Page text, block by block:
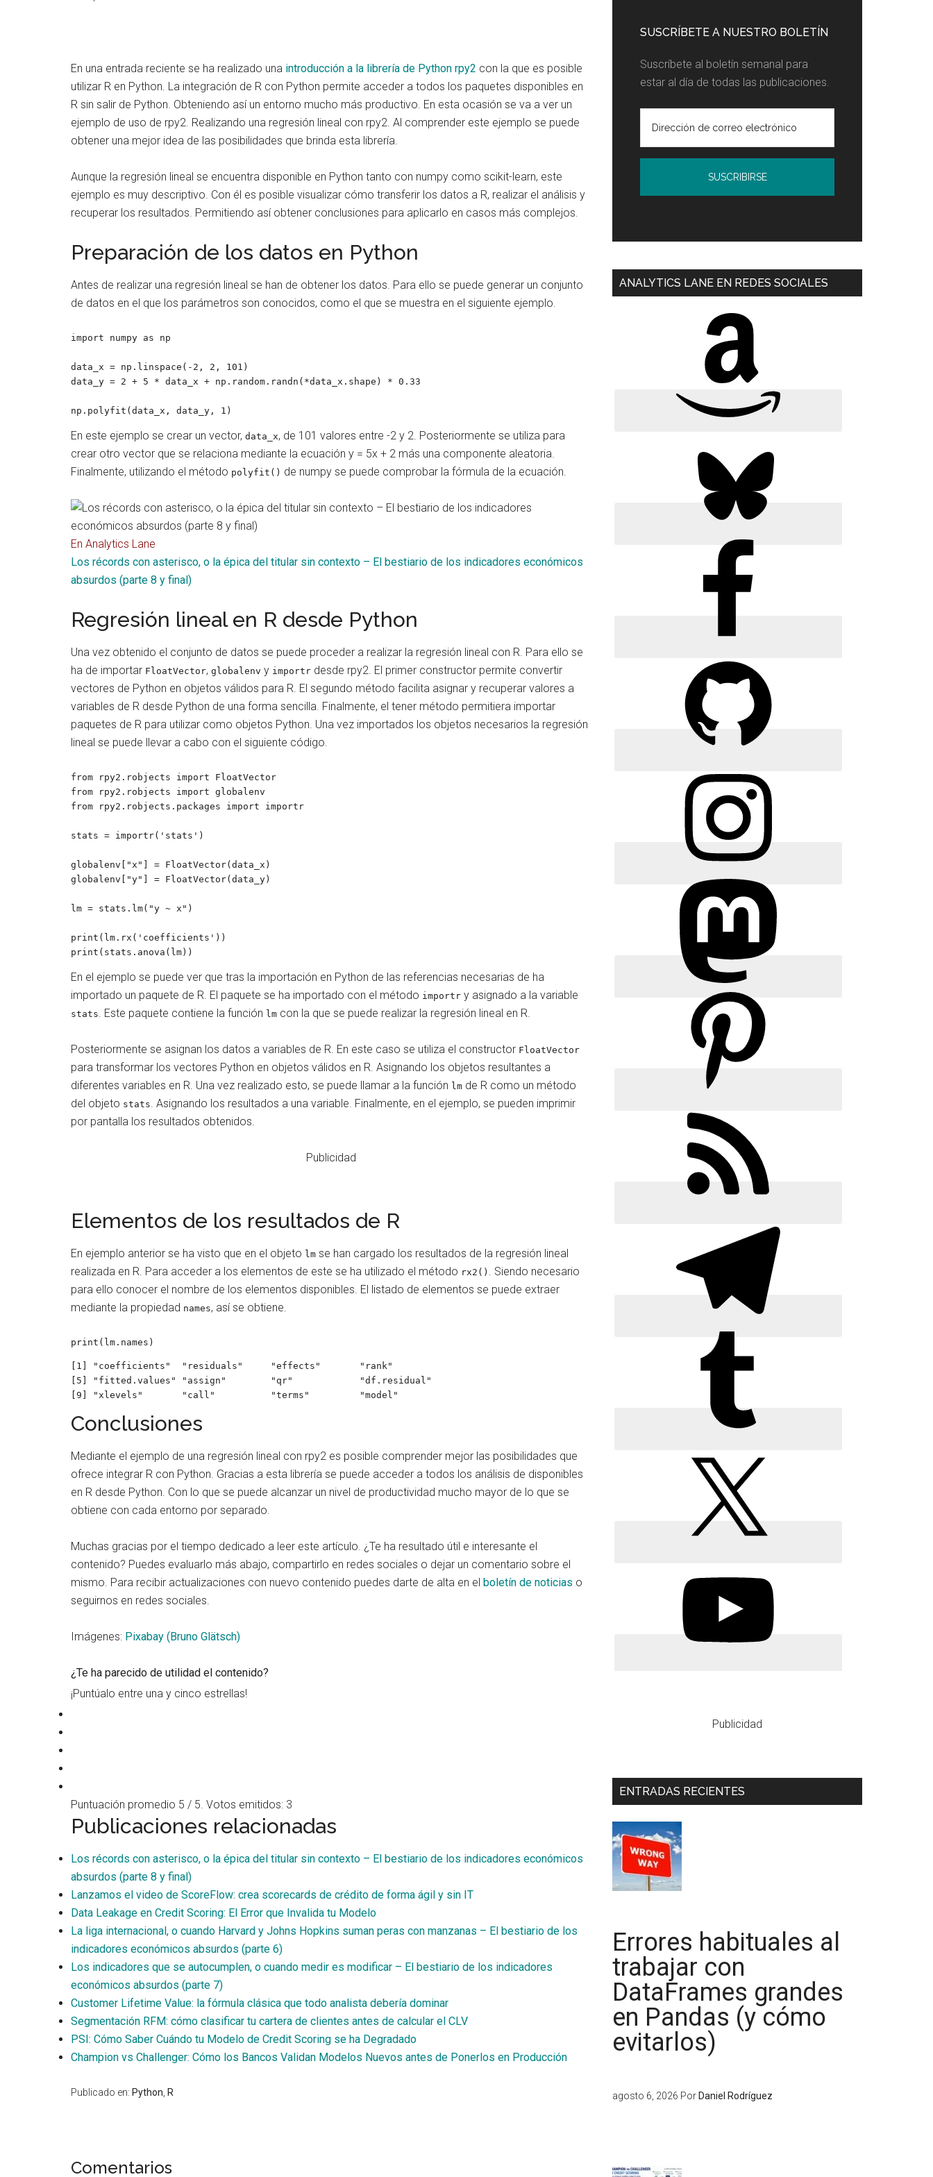
En una entrada reciente se ha realizado una introducción a la librería de Python rpy2 con la que es posible
utilizar R en Python. La integración de R con Python permite acceder a todos los paquetes disponibles en
R sin salir de Python. Obteniendo así un entorno mucho más productivo. En esta ocasión se va a ver un
ejemplo de uso de rpy2. Realizando una regresión lineal con rpy2. Al comprender este ejemplo se puede
obtener una mejor idea de las posibilidades que brinda esta librería.
Aunque la regresión lineal se encuentra disponible en Python tanto con numpy como scikit-learn, este
ejemplo es muy descriptivo. Con él es posible visualizar cómo transferir los datos a R, realizar el análisis y
recuperar los resultados. Permitiendo así obtener conclusiones para aplicarlo en casos más complejos.
Preparación de los datos en Python
Antes de realizar una regresión lineal se han de obtener los datos. Para ello se puede generar un conjunto
de datos en el que los parámetros son conocidos, como el que se muestra en el siguiente ejemplo.
import numpy as np
data_x = np.linspace(-2, 2, 101)
data_y = 2 + 5 * data_x + np.random.randn(*data_x.shape) * 0.33
np.polyfit(data_x, data_y, 1)
En este ejemplo se crear un vector, data_x, de 101 valores entre -2 y 2. Posteriormente se utiliza para
crear otro vector que se relaciona mediante la ecuación y = 5x + 2 más una componente aleatoria.
Finalmente, utilizando el método polyfit() de numpy se puede comprobar la fórmula de la ecuación.
En Analytics Lane
Los récords con asterisco, o la épica del titular sin contexto – El bestiario de los indicadores económicos
absurdos (parte 8 y final)
Regresión lineal en R desde Python
Una vez obtenido el conjunto de datos se puede proceder a realizar la regresión lineal con R. Para ello se
ha de importar FloatVector, globalenv y importr desde rpy2. El primer constructor permite convertir
vectores de Python en objetos válidos para R. El segundo método facilita asignar y recuperar valores a
variables de R desde Python de una forma sencilla. Finalmente, el tener método permitiera importar
paquetes de R para utilizar como objetos Python. Una vez importados los objetos necesarios la regresión
lineal se puede llevar a cabo con el siguiente código.
from rpy2.robjects import FloatVector
from rpy2.robjects import globalenv
from rpy2.robjects.packages import importr
stats = importr('stats')
globalenv["x"] = FloatVector(data_x)
globalenv["y"] = FloatVector(data_y)
lm = stats.lm("y ~ x")
print(lm.rx('coefficients'))
print(stats.anova(lm))
En el ejemplo se puede ver que tras la importación en Python de las referencias necesarias de ha
importado un paquete de R. El paquete se ha importado con el método importr y asignado a la variable
stats. Este paquete contiene la función lm con la que se puede realizar la regresión lineal en R.
Posteriormente se asignan los datos a variables de R. En este caso se utiliza el constructor FloatVector
para transformar los vectores Python en objetos válidos en R. Asignando los objetos resultantes a
diferentes variables en R. Una vez realizado esto, se puede llamar a la función lm de R como un método
del objeto stats. Asignando los resultados a una variable. Finalmente, en el ejemplo, se pueden imprimir
por pantalla los resultados obtenidos.
Publicidad
Elementos de los resultados de R
En ejemplo anterior se ha visto que en el objeto lm se han cargado los resultados de la regresión lineal
realizada en R. Para acceder a los elementos de este se ha utilizado el método rx2() . Siendo necesario
para ello conocer el nombre de los elementos disponibles. El listado de elementos se puede extraer
mediante la propiedad names, así se obtiene.
print(lm.names)
[1] "coefficients"  "residuals"     "effects"       "rank"
[5] "fitted.values" "assign"        "qr"            "df.residual"
[9] "xlevels"       "call"          "terms"         "model"
Conclusiones
Mediante el ejemplo de una regresión lineal con rpy2 es posible comprender mejor las posibilidades que
ofrece integrar R con Python. Gracias a esta librería se puede acceder a todos los análisis de disponibles
en R desde Python. Con lo que se puede alcanzar un nivel de productividad mucho mayor de lo que se
obtiene con cada entorno por separado.
Muchas gracias por el tiempo dedicado a leer este artículo. ¿Te ha resultado útil e interesante el
contenido? Puedes evaluarlo más abajo, compartirlo en redes sociales o dejar un comentario sobre el
mismo. Para recibir actualizaciones con nuevo contenido puedes darte de alta en el boletín de noticias o
seguirnos en redes sociales.
Imágenes: Pixabay (Bruno Glätsch)
¿Te ha parecido de utilidad el contenido?
¡Puntúalo entre una y cinco estrellas!
Puntuación promedio 5 / 5. Votos emitidos: 3
Publicaciones relacionadas
Los récords con asterisco, o la épica del titular sin contexto – El bestiario de los indicadores económicos
absurdos (parte 8 y final)
Lanzamos el video de ScoreFlow: crea scorecards de crédito de forma ágil y sin IT
Data Leakage en Credit Scoring: El Error que Invalida tu Modelo
La liga internacional, o cuando Harvard y Johns Hopkins suman peras con manzanas – El bestiario de los
indicadores económicos absurdos (parte 6)
Los indicadores que se autocumplen, o cuando medir es modificar – El bestiario de los indicadores
económicos absurdos (parte 7)
Customer Lifetime Value: la fórmula clásica que todo analista debería dominar
Segmentación RFM: cómo clasificar tu cartera de clientes antes de calcular el CLV
PSI: Cómo Saber Cuándo tu Modelo de Credit Scoring se ha Degradado
Champion vs Challenger: Cómo los Bancos Validan Modelos Nuevos antes de Ponerlos en Producción
Publicado en: Python R
Interacciones
Comentarios
SUSCRÍBETE A NUESTRO BOLETÍN
Suscríbete al boletín semanal para
estar al día de todas las publicaciones.
ANALYTICS LANE EN REDES SOCIALES
Publicidad
ENTRADAS RECIENTES
Errores habituales al
trabajar con
DataFrames grandes
en Pandas (y cómo
evitarlos)
agosto 6, 2026 Por Daniel Rodríguez